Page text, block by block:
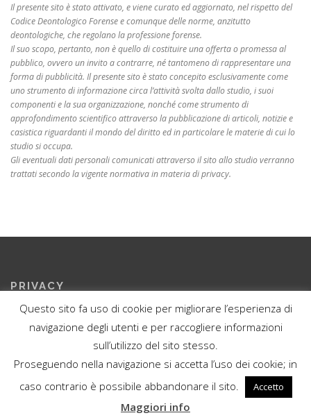
Il presente sito è stato attivato, e viene curato ed aggiornato, nel rispetto del
Codice Deontologico Forense e comunque delle norme, anzitutto
deontologiche, che regolano la professione forense.
Il suo scopo, pertanto, non è quello di costituire una offerta o promessa al
pubblico, ovvero un invito a contrarre, né tantomeno di rappresentare una
forma di pubblicità. Il presente sito è stato concepito esclusivamente come
uno strumento di informazione circa l’attività svolta dallo studio, i suoi
componenti e la sua organizzazione, nonché come strumento di
approfondimento scientifico attraverso la pubblicazione di articoli, notizie e
casistica riguardanti il mondo del diritto ed in particolare le materie di cui lo
studio si occupa.
Gli eventuali dati personali comunicati attraverso il sito allo studio verranno
trattati secondo la vigente normativa in materia di privacy.
PRIVACY
Privacy Policy del sito
Copyright ©2019 Studio Legale Limardi
Questo sito fa uso di cookie per migliorare l’esperienza di
navigazione degli utenti e per raccogliere informazioni
sull’utilizzo del sito stesso.
Proseguendo nella navigazione si accetta l’uso dei cookie; in
caso contrario è possibile abbandonare il sito.
Accetto
Maggiori info
I cookie ci aiutano ad erogare servizi di qualità. Utilizzando i nostri
Ulteriori informazioni